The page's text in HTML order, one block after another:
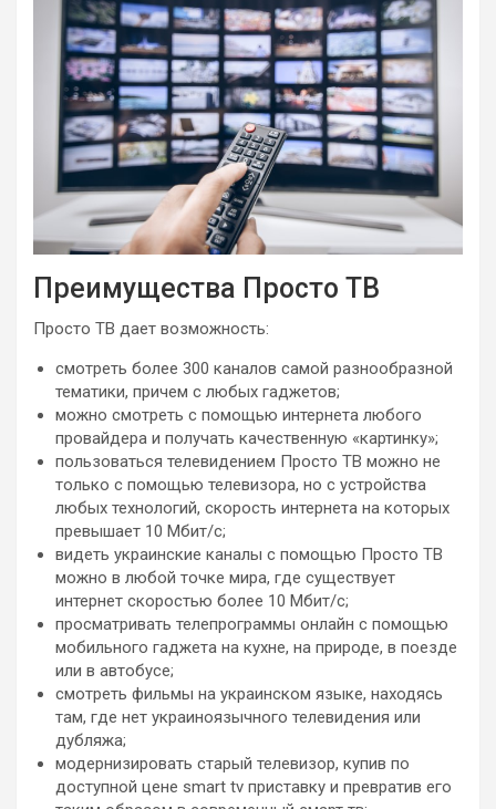
Преимущества Просто ТВ
Просто ТВ дает возможность:
смотреть более 300 каналов самой разнообразной
тематики, причем с любых гаджетов;
можно смотреть с помощью интернета любого
провайдера и получать качественную «картинку»;
пользоваться телевидением Просто ТВ можно не
только с помощью телевизора, но с устройства
любых технологий, скорость интернета на которых
превышает 10 Мбит/с;
видеть украинские каналы с помощью Просто ТВ
можно в любой точке мира, где существует
интернет скоростью более 10 Мбит/с;
просматривать телепрограммы онлайн с помощью
мобильного гаджета на кухне, на природе, в поезде
или в автобусе;
смотреть фильмы на украинском языке, находясь
там, где нет украиноязычного телевидения или
дубляжа;
модернизировать старый телевизор, купив по
доступной цене smart tv приставку и превратив его